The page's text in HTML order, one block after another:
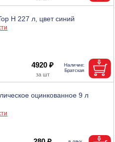
Н 227 л, цвет синий
4920 ₽
оцинкованное 9 л